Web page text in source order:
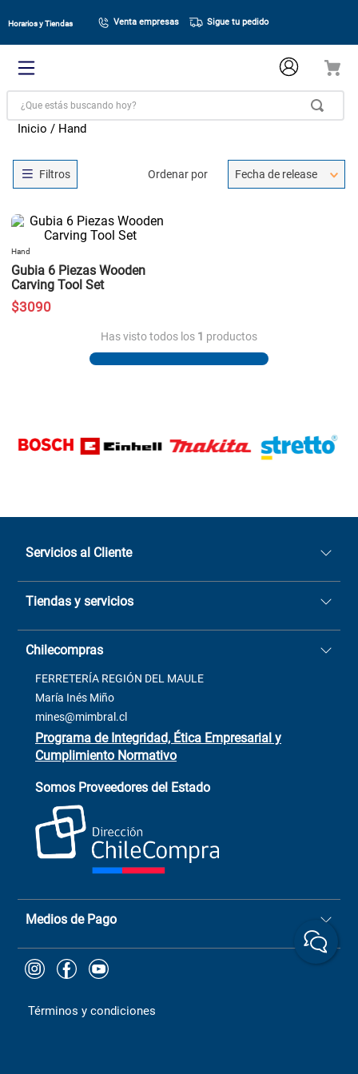
Horarios y Tiendas Venta empresas Sigue tu pedido
¿Que estás buscando hoy?
Hand
Ordenar por Fecha de release
Hand
Gubia 6 Piezas Wooden
Carving Tool Set
$3090
Has visto todos los 1 productos
Servicios al Cliente
Quiénes somos
Sucursales
Términos y condiciones
Contacto
Venta Terreno
Trabaja con Nosotros
+(73) 256
ChileCompras
+56 9 9888 9549
Tiendas y servicios
Casa Matriz: Avenida Chorrillos
2137 San Javier, Fono (73)
Chilecompras
FERRETERÍA REGIÓN DEL MAULE
María Inés Miño
mines@mimbral.cl
Programa de Integridad, Ética Empresarial y
Cumplimiento Normativo
Somos Proveedores del Estado
Medios de Pago
Términos y condiciones